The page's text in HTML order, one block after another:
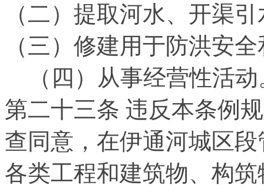
（二）提取河水、开渠
（三）修建用于防洪安
（四）从事经营性活
第二十三条 违反本条例
查同意，在伊通河城区
各类工程和建筑物、构